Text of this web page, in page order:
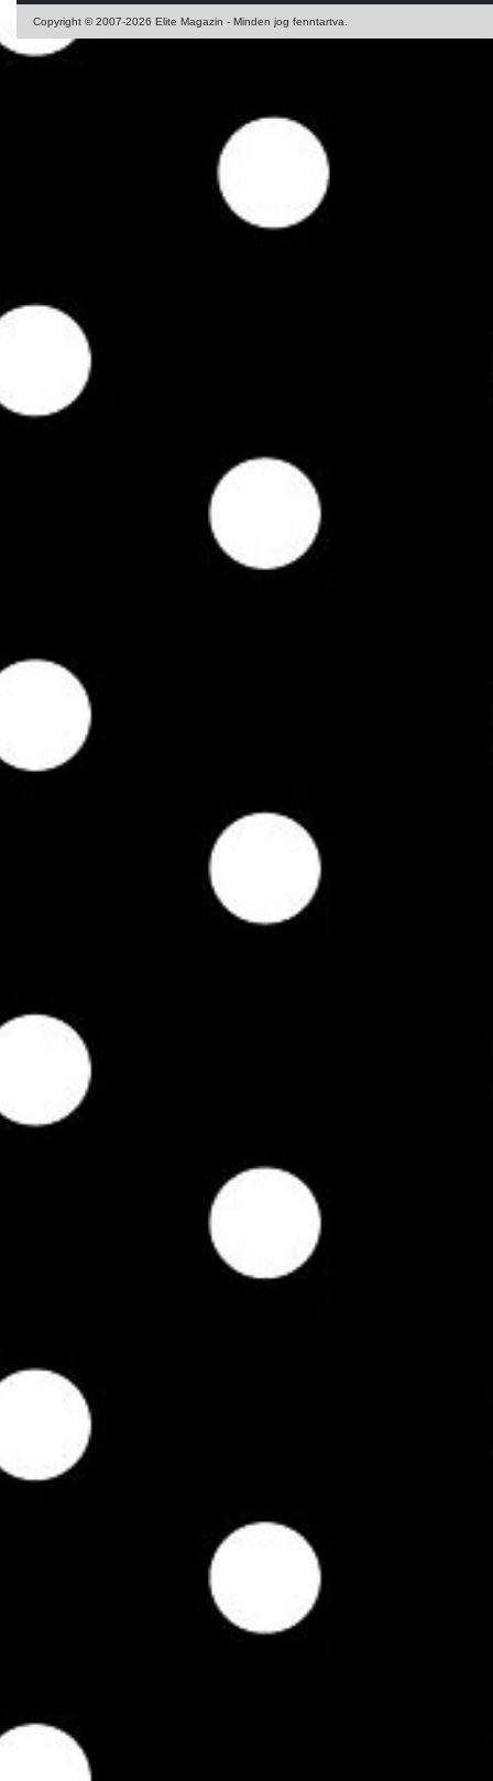
Copyright © 2007-2026 Elite Magazin - Minden jog fenntartva.